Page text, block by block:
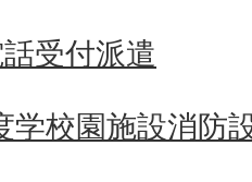
受付派遣
学校園施設消防